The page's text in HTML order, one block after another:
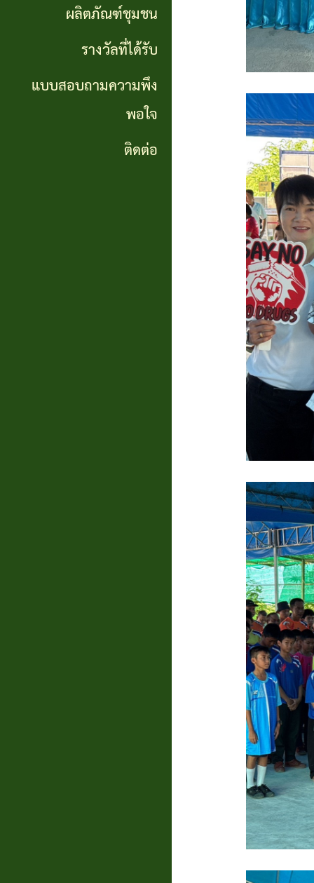
งาน
บริการ
ประชาชน
ผลิตภัณฑ์
ผลิตภัณฑ์ชุมชน
รางวัลที่ได้รับ
แบบสอบถามความพึง
พอใจ
ติดต่อ